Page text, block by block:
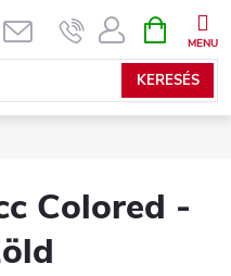
KERESÉS
KOSÁR
Colored -